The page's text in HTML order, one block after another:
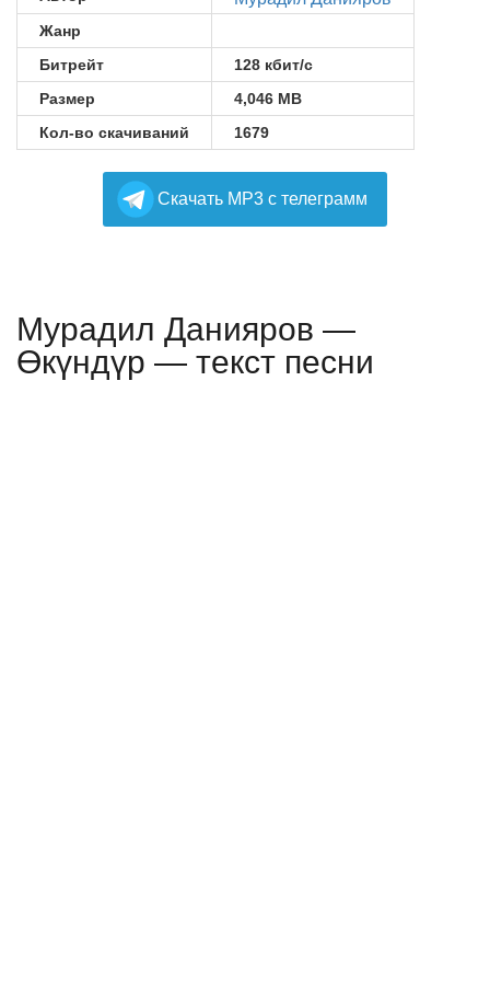
Жанр
Битрейт
128 кбит/с
Размер
4,046 MB
Кол-во скачиваний
1679
Cкачать MP3 с телеграмм
Мурадил Данияров —
Өкүндүр — текст песни